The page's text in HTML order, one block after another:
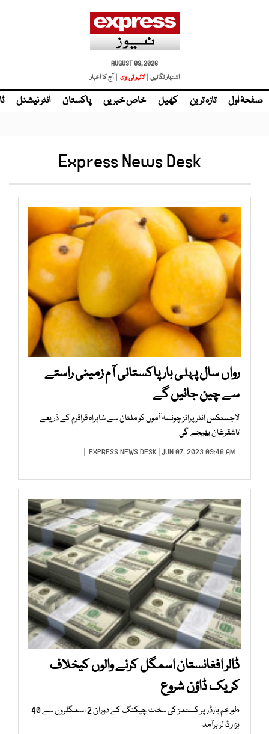
AUGUST 09, 2026
اشتہار لگائیں | لائیو ٹی وی | آج کا اخبار
صفحۂ اول تازہ ترین کھیل خاص خبریں پاکستان انٹر نیشنل
Express News Desk
رواں سال پہلی بار پاکستانی آم زمینی راستے
سے چین جائیں گے
لاجسٹکس انٹرپرائز چونسہ آموں کو ملتان سے شاہراہ قراقرم کے ذریعے
تاشقرغان بھیجے گی
EXPRESS NEWS DESK | JUN 07, 2023 09:46 AM |
ڈالر افغانستان اسمگل کرنے والوں کیخلاف
کریک ڈاؤن شروع
طورخم بارڈر پر کسٹمز کی سخت چیکنگ کے دوران 2 اسمگلروں سے 40
ہزار ڈالر برآمد